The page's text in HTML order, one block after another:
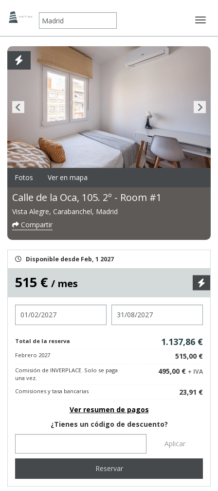
Fotos Ver en mapa
Calle de la Oca, 105. 2º - Room #1
Vista Alegre, Carabanchel, Madrid
Compartir
Disponible desde Feb, 1 2027
515 € / mes
Total de la reserva 1.137,86 €
Febrero 2027 515,00 €
Comisión de INVERPLACE. Solo se paga
una vez.
495,00 € + IVA
Comisiones y tasa bancarias
23,91 €
Ver resumen de pagos
¿Tienes un código de descuento?
Aplicar
Reservar